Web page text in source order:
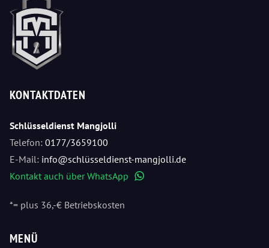
KONTAKTDATEN
Schlüsseldienst Mangjolli
Telefon: 0177/3659100
E-Mail: info@schlüsseldienst-mangjolli.de
Kontakt auch über WhatsApp
*= plus 36,-€ Betriebskosten
MENÜ